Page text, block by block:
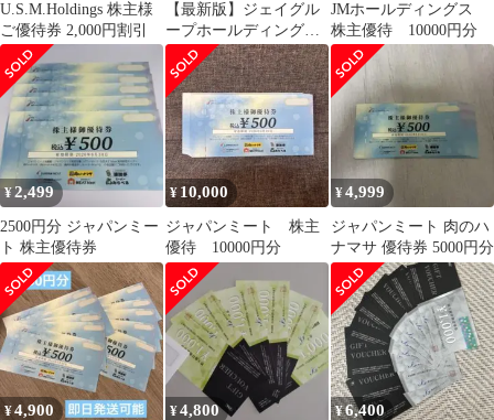
U.S.M.Holdings 株主様
ご優待券 2,000円割引
【最新版】ジェイグル
ープホールディング
ス 株主優待
JMホールディングス
株主優待 10000円分
¥2,499
2500円分 ジャパンミー
ト 株主優待券
¥ 10,000
ジャパンミート 株主
優待 10000円分
¥4,999
ジャパンミート 肉のハ
ナマサ 優待券 5000円分
¥4,900 ¥4,800 ¥6,400